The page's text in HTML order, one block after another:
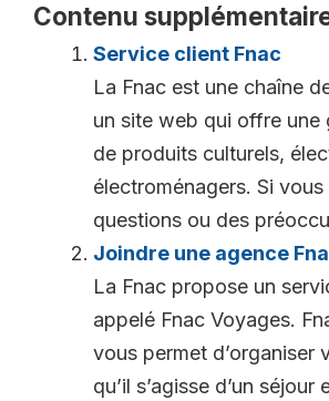
Contenu
Service client Fnac
La Fnac est une chaîne
un site web qui offre une
de produits culturels,
électroménagers. Si
questions ou des
Joindre une agence
La Fnac propose un
appelé Fnac Voyages.
vous permet d’organiser
qu’il s’agisse d’un séjour